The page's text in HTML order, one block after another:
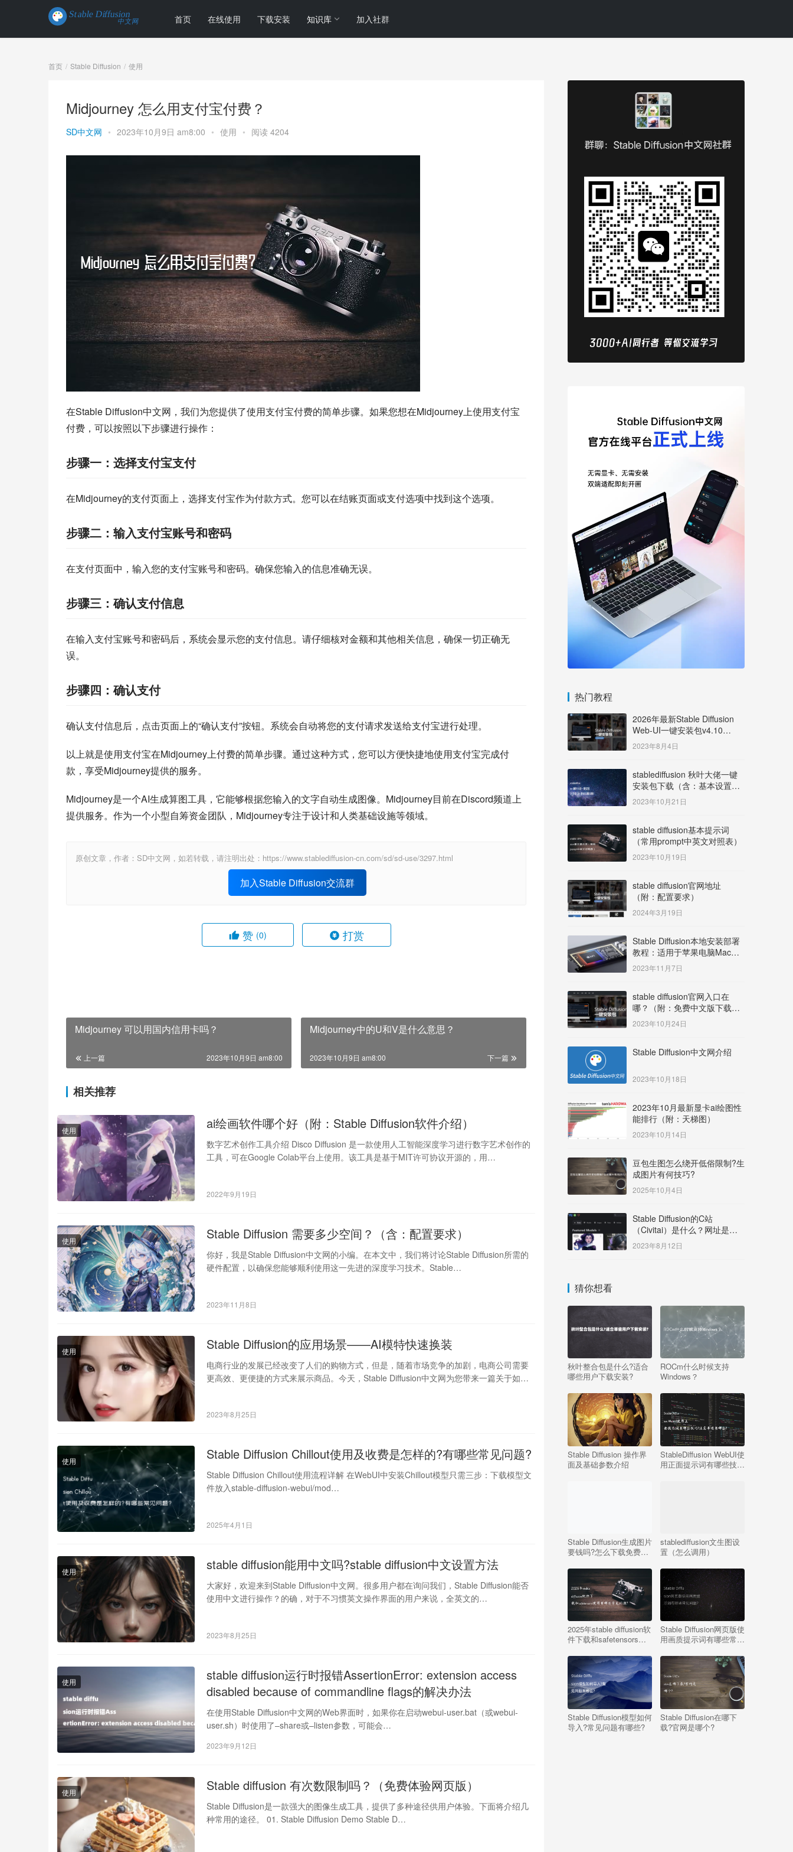
首页 在线使用 下载安装 知识库 加入社群
首页 Stable Diffusion 使用
Midjourney 怎么用支付宝付费？
SD中文网 • 2023年10月9日 am8:00 • 使用 • 阅读 4204
在Stable Diffusion中文网，我们为您提供了使用支付宝付费的简单步骤。如果您想在Midjourney上使用支付宝
付费，可以按照以下步骤进行操作：
步骤一：选择支付宝支付
在Midjourney的支付页面上，选择支付宝作为付款方式。您可以在结账页面或支付选项中找到这个选项。
步骤二：输入支付宝账号和密码
在支付页面中，输入您的支付宝账号和密码。确保您输入的信息准确无误。
步骤三：确认支付信息
在输入支付宝账号和密码后，系统会显示您的支付信息。请仔细核对金额和其他相关信息，确保一切正确无
误。
步骤四：确认支付
确认支付信息后，点击页面上的“确认支付”按钮。系统会自动将您的支付请求发送给支付宝进行处理。
以上就是使用支付宝在Midjourney上付费的简单步骤。通过这种方式，您可以方便快捷地使用支付宝完成付
款，享受Midjourney提供的服务。
Midjourney是一个AI生成算图工具，它能够根据您输入的文字自动生成图像。Midjourney目前在Discord频道上
提供服务。作为一个小型自筹资金团队，Midjourney专注于设计和人类基础设施等领域。
原创文章，作者：SD中文网，如若转载，请注明出处：https://www.stablediffusion-cn.com/sd/sd-use/3297.html
加入Stable Diffusion交流群
赞 (0) 打赏
Midjourney 可以用国内信用卡吗？
上一篇 2023年10月9日 am8:00
Midjourney中的U和V是什么意思？
下一篇
2023年10月9日 am8:00
相关推荐
使用 ai绘画软件哪个好（附：Stable Diffusion软件介绍）
数字艺术创作工具介绍 Disco Diffusion 是一款使用人工智能深度学习进行数字艺术创作的
工具，可在Google Colab平台上使用。该工具是基于MIT许可协议开源的，用…
2022年9月19日
使用 Stable Diffusion 需要多少空间？（含：配置要求）
你好，我是Stable Diffusion中文网的小编。在本文中，我们将讨论Stable Diffusion所需的
硬件配置，以确保您能够顺利使用这一先进的深度学习技术。Stable…
2023年11月8日
使用 Stable Diffusion的应用场景——AI模特快速换装
电商行业的发展已经改变了人们的购物方式，但是，随着市场竞争的加剧，电商公司需要
更高效、更便捷的方式来展示商品。今天，Stable Diffusion中文网为您带来一篇关于如何
2023年8月25日
使用 Stable Diffusion Chillout使用及收费是怎样的?有哪些常见问题?
Stable Diffusion Chillout使用流程详解 在WebUI中安装Chillout模型只需三步：下载模型文
件放入stable-diffusion-webui/mod…
2025年4月1日
使用 stable diffusion能用中文吗?stable diffusion中文设置方法
大家好，欢迎来到Stable Diffusion中文网。很多用户都在询问我们，Stable Diffusion能否
使用中文进行操作？的确，对于不习惯英文操作界面的用户来说，全英文的…
2023年8月25日
使用
stable diffusion运行时报错AssertionError: extension access
disabled because of commandline flags的解决办法
在使用Stable Diffusion中文网的Web界面时，如果你在启动webui-user.bat（或webui-
user.sh）时使用了–share或–listen参数，可能会…
2023年9月12日
使用 Stable diffusion 有次数限制吗？（免费体验网页版）
Stable Diffusion是一款强大的图像生成工具，提供了多种途径供用户体验。下面将介绍几
种常用的途径。 01. Stable Diffusion Demo Stable D…
热门教程
2026年最新Stable Diffusion
Web-UI一键安装包v4.10
Windows版【支持50系显卡】
2023年8月4日
stablediffusion 秋叶大佬一键
安装包下载（含：基本设置说
明）
2023年10月21日
stable diffusion基本提示词
（常用prompt中英文对照表）
2023年10月19日
stable diffusion官网地址
（附：配置要求）
2024年3月19日
Stable Diffusion本地安装部署
教程：适用于苹果电脑Mac
OS系统M系列芯片：
MacBook/iMac等
2023年11月7日
stable diffusion官网入口在
哪？（附：免费中文版下载安
装教程）
2023年10月24日
Stable Diffusion中文网介绍
2023年10月18日
2023年10月最新显卡ai绘图性
能排行（附：天梯图）
2023年10月14日
豆包生图怎么绕开低俗限制?生
成图片有何技巧?
2025年10月4日
Stable Diffusion的C站
（Civitai）是什么？网址是多
少？
2023年8月12日
猜你想看
秋叶整合包是什么?适合
哪些用户下载安装?
ROCm什么时候支持
Windows？
Stable Diffusion 操作界
面及基础参数介绍
StableDiffusion WebUI使
用正面提示词有哪些技
Stable Diffusion生成图片
要钱吗?怎么下载免费
stablediffusion文生图设
置（怎么调用）
2025年stable diffusion软
件下载和safetensors使
Stable Diffusion网页版使
用画质提示词有哪些常见
Stable Diffusion模型如何
导入?常见问题有哪些?
Stable Diffusion在哪下
载?官网是哪个?